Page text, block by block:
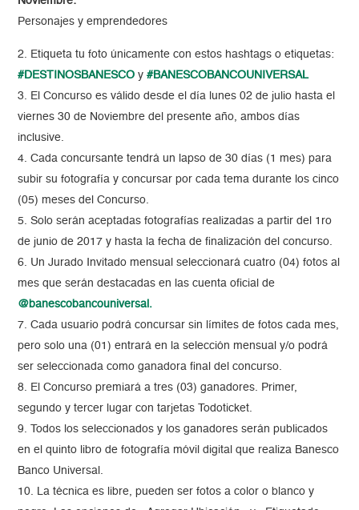
Personajes y emprendedores
2. Etiqueta tu foto únicamente con estos hashtags o etiquetas:
#DESTINOSBANESCO y#BANESCOBANCOUNIVERSAL
3. El Concurso es válido desde el día lunes 02 de julio hasta el
viernes 30 de Noviembre del presente año, ambos días
inclusive.
4. Cada concursante tendrá un lapso de 30 días (1 mes) para
subir su fotografía y concursar por cada tema durante los cinco
(05) meses del Concurso.
5. Solo serán aceptadas fotografías realizadas a partir del 1ro
de junio de 2017 y hasta la fecha de finalización del concurso.
6. Un Jurado Invitado mensual seleccionará cuatro (04) fotos al
mes que serán destacadas en las cuenta oficial de
@banescobancouniversal.
7. Cada usuario podrá concursar sin límites de fotos cada mes,
pero solo una (01) entrará en la selección mensual y/o podrá
ser seleccionada como ganadora final del concurso.
8. El Concurso premiará a tres (03) ganadores. Primer,
segundo y tercer lugar con tarjetas Todoticket.
9. Todos los seleccionados y los ganadores serán publicados
en el quinto libro de fotografía móvil digital que realiza Banesco
Banco Universal.
10. La técnica es libre, pueden ser fotos a color o blanco y